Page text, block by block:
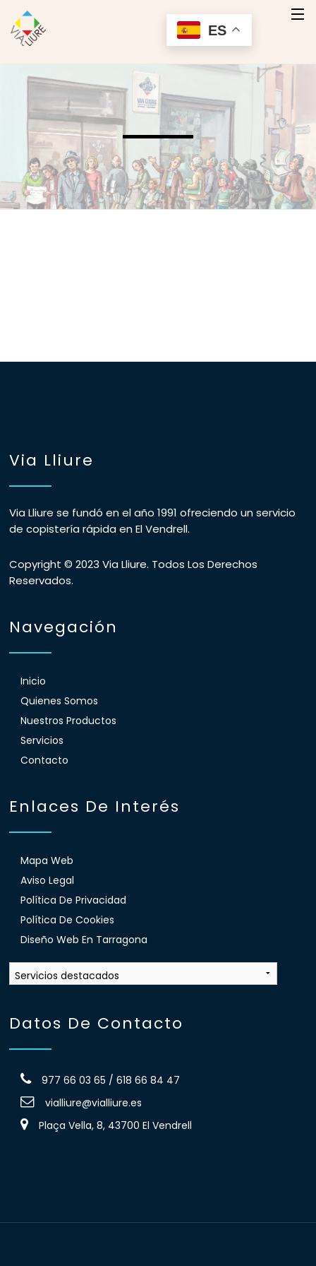
Inicio
Quienes Somos
Nuestros Productos
Servicios
Contacto
Via Lliure
Via Lliure se fundó en el año 1991 ofreciendo un servicio
de copistería rápida en El Vendrell.
Copyright © 2023 Via Lliure. Todos Los Derechos
Reservados.
Navegación
Inicio
Quienes Somos
Nuestros Productos
Servicios
Contacto
Enlaces De Interés
Mapa Web
Aviso Legal
Política De Privacidad
Política De Cookies
Diseño Web En Tarragona
Datos De Contacto
977 66 03 65 / 618 66 84 47
vialliure@vialliure.es
Plaça Vella, 8, 43700 El Vendrell
ES